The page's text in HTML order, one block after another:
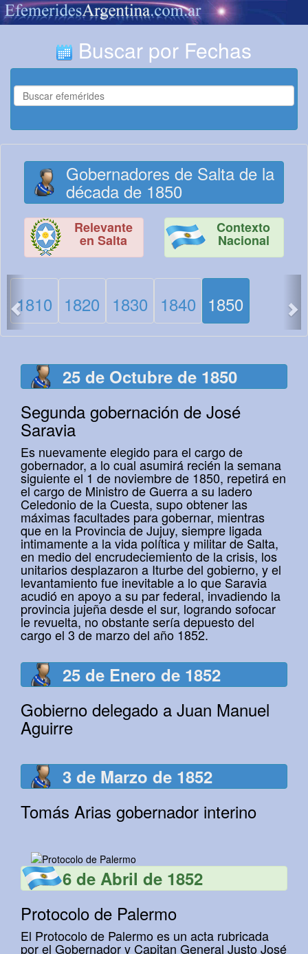
Buscar por Fechas
Gobernadores de Salta de la
década de 1850
Relevante
en Salta
Contexto
Nacional
1810 1820 1830 1840 1850
<
25 de Octubre de 1850
Segunda gobernación de José
Saravia
Es nuevamente elegido para el cargo de
gobernador, a lo cual asumirá recién la semana
siguiente el 1 de noviembre de 1850, repetirá en
el cargo de Ministro de Guerra a su ladero
Celedonio de la Cuesta, supo obtener las
máximas facultades para gobernar, mientras
que en la Provincia de Jujuy, siempre ligada
intimamente a la vida política y militar de Salta,
en medio del encrudeciemiento de la crisis, los
unitarios desplazaron a Iturbe del gobierno, y el
levantamiento fue inevitable a lo que Saravia
acudió en apoyo a su par federal, invadiendo la
provincia jujeña desde el sur, logrando sofocar
le revuelta, no obstante sería depuesto del
cargo el 3 de marzo del año 1852.
25 de Enero de 1852
Gobierno delegado a Juan Manuel
Aguirre
3 de Marzo de 1852
Tomás Arias gobernador interino
6 de Abril de 1852
Protocolo de Palermo
El Protocolo de Palermo es un acta rubricada
por el Gobernador y Capitan General Justo José